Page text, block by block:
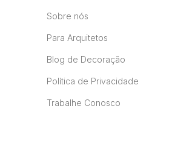
Sobre nós
Para Arquitetos
Blog de Decoração
Política de Privacidade
Trabalhe Conosco